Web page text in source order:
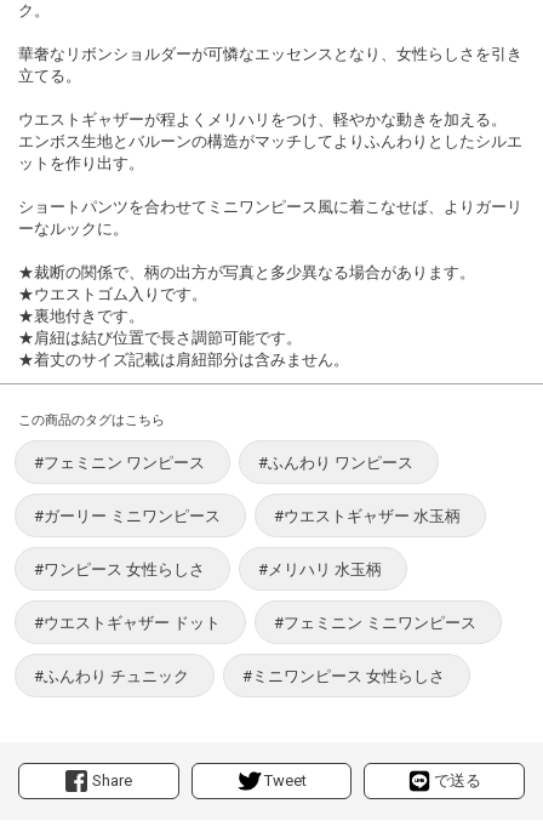
Share Tweet で送る
ク。
華奢なリボンショルダーが可憐なエッセンスとなり、女性らしさを引き
立てる。
ウエストギャザーが程よくメリハリをつけ、軽やかな動きを加える。
エンボス生地とバルーンの構造がマッチしてよりふんわりとしたシルエ
ットを作り出す。
ショートパンツを合わせてミニワンピース風に着こなせば、よりガーリ
ーなルックに。
★裁断の関係で、柄の出方が写真と多少異なる場合があります。
★ウエストゴム入りです。
★裏地付きです。
★肩紐は結び位置で長さ調節可能です。
★着丈のサイズ記載は肩紐部分は含みません。
この商品のタグはこちら
#フェミニン ワンピース #ふんわり ワンピース
#ガーリー ミニワンピース #ウエストギャザー 水玉柄
#ワンピース 女性らしさ #メリハリ 水玉柄
#ウエストギャザー ドット #フェミニン ミニワンピース
#ふんわり チュニック #ミニワンピース 女性らしさ